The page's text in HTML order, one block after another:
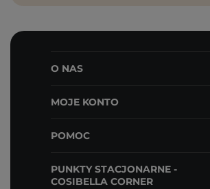
O NAS
MOJE KONTO
POMOC
PUNKTY STACJONARNE -
COSIBELLA CORNER